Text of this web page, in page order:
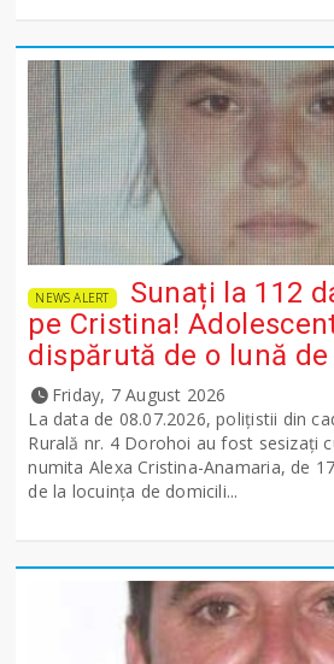
NEWS ALERT
Sunați la 112
pe Cristina!
dispărută de o lună de
Friday, 7 August 2026
La data de 08.07.2026, polițistii din
Rurală nr. 4 Dorohoi au fost sesizați
numita Alexa Cristina-Anamaria, de
de la locuința de domicili...